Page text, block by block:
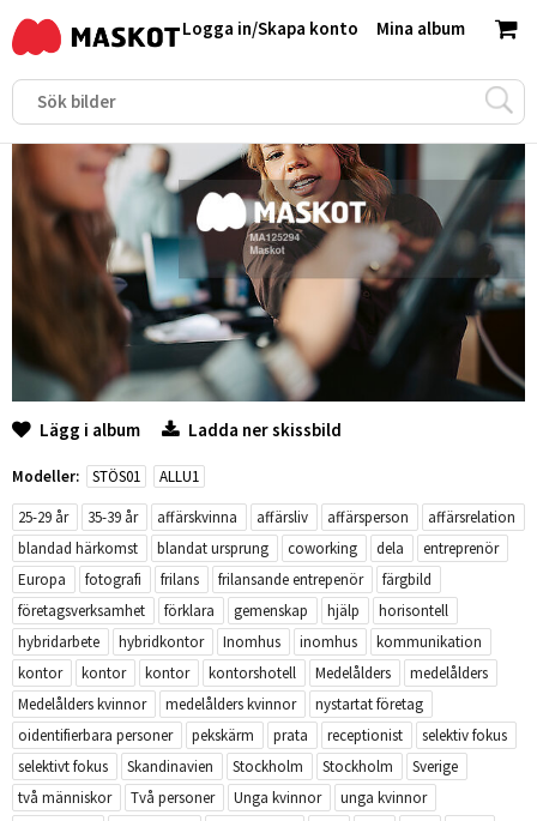
Mina album
Logga in/Skapa konto
Lägg i album Ladda ner skissbild
Modeller: STÖS01
ALLU1
25-29 år
35-39 år affärskvinna affärsliv affärsperson
affärsrelation
blandad härkomst
blandat ursprung coworking dela
entreprenör
Europa
fotografi frilans frilansande entrepenör
färgbild
företagsverksamhet
förklara gemenskap hjälp
horisontell
hybridarbete
hybridkontor Inomhus inomhus
kommunikation
kontor
kontor kontor kontorshotell Medelålders
medelålders
Medelålders kvinnor
medelålders kvinnor
nystartat företag
oidentifierbara personer
pekskärm prata receptionist
selektiv fokus
selektivt fokus
Skandinavien Stockholm Stockholm
Sverige
två människor
Två personer Unga kvinnor
unga kvinnor